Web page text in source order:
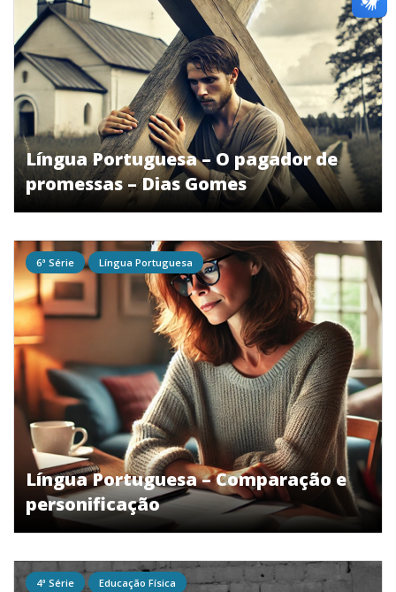
Língua Portuguesa – O pagador de
promessas – Dias Gomes
Língua Portuguesa – Comparação e
personificação
6ª Série Língua Portuguesa
4ª Série Educação Física